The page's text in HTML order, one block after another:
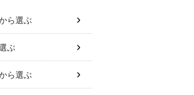
ら選ぶ
ぶ
ら選ぶ